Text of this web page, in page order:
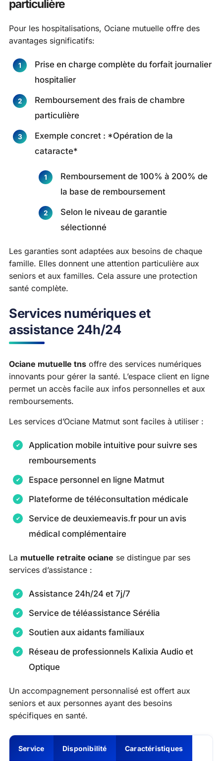
particulière
Pour les hospitalisations, Ociane mutuelle offre des
avantages significatifs:
Prise en charge complète du forfait journalier
hospitalier
Remboursement des frais de chambre
particulière
Exemple concret : *Opération de la
cataracte*
Remboursement de 100% à 200% de
la base de remboursement
Selon le niveau de garantie
sélectionné
Les garanties sont adaptées aux besoins de chaque
famille. Elles donnent une attention particulière aux
seniors et aux familles. Cela assure une protection
santé complète.
Services numériques et
assistance 24h/24
Ociane mutuelle tns offre des services numériques
innovants pour gérer la santé. L’espace client en ligne
permet un accès facile aux infos personnelles et aux
remboursements.
Les services d’Ociane Matmut sont faciles à utiliser :
Application mobile intuitive pour suivre ses
remboursements
Espace personnel en ligne Matmut
Plateforme de téléconsultation médicale
Service de deuxiemeavis.fr pour un avis
médical complémentaire
La mutuelle retraite ociane se distingue par ses
services d’assistance :
Assistance 24h/24 et 7j/7
Service de téléassistance Sérélia
Soutien aux aidants familiaux
Réseau de professionnels Kalixia Audio et
Optique
Un accompagnement personnalisé est offert aux
seniors et aux personnes ayant des besoins
spécifiques en santé.
Service Disponibilité Caractéristiques